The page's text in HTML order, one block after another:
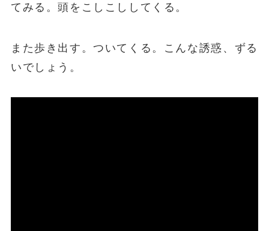
てみる。頭をこしこししてくる。
また歩き出す。ついてくる。こんな誘惑、ずる
いでしょう。